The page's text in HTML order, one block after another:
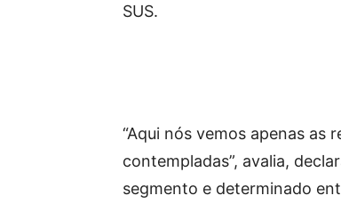
SUS.
“Aqui nós vemos apenas as
contempladas”, avalia,
segmento e determinado